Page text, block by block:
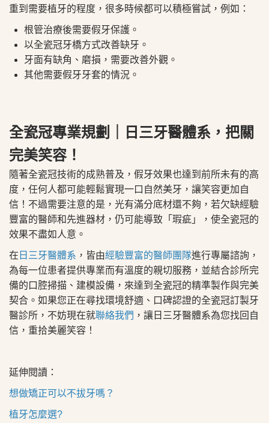
重到需要植牙的程度，很多時候都可以積極嘗試，例如：
根管治療後需要假牙保護。
以全瓷冠牙橋方式改善缺牙。
牙面有缺角、磨損，需要改善外觀。
其他需要假牙牙套的情況。
全瓷冠專業規劃｜日三牙醫體系，把關
完美笑容！
隨著全瓷冠技術的成熟普及，假牙效果也達到前所未有的高
度，任何人都可能輕鬆實現一口自然美牙，讓笑容更加自
信！不過需要注意的是，光有滿分底材還不夠，若欠缺經驗
豐富的醫師和先進器材，仍可能導致「瑕疵」，使全瓷冠的
效果不盡如人意。
在 日三牙醫體系 ，皆由經驗豐富的醫師團隊進行專屬諮詢，
為每一位患者提供專業而有溫度的親切服務，並結合診所完
備的口腔掃描、建模設備，來達到全瓷冠的精準製作與完美
契合。如果您正在尋找環境舒適、口碑認證的全瓷冠訂製牙
醫診所，不妨現在就聯絡我們 ，讓日三牙醫體系為您找回自
信，重拾美麗笑容！
延伸閱讀：
想做矯正可以不拔牙嗎？
植牙怎麼選?